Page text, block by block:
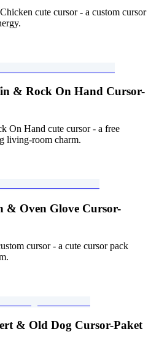
cute cursor - a custom cursor
& Rock On Hand Cursor-
On Hand cute cursor - a free
living-room charm.
Oven Glove Cursor-
cursor - a cute cursor pack
& Old Dog Cursor-Paket